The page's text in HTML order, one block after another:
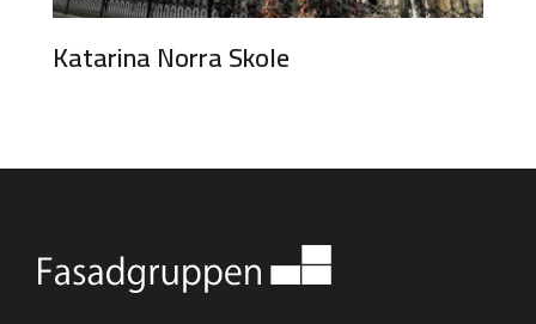
Katarina Norra Skole